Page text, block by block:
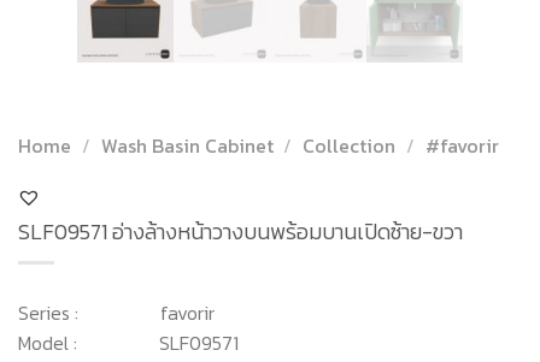
Home / Wash Basin Cabinet / Collection / #favorir
SLF09571 อ่างล้างหน้าวางบนพร้อมบานเปิดซ้าย-ขวา
Series : favorir
Model : SLF09571